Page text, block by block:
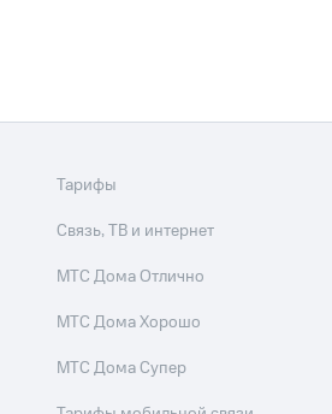
Тарифы
Связь, ТВ и интернет
МТС Дома Отлично
МТС Дома Хорошо
МТС Дома Супер